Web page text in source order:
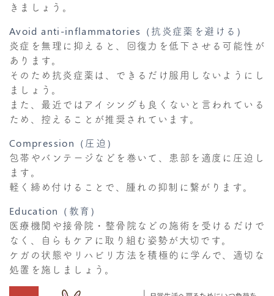
きましょう。
Avoid anti-inflammatories（抗炎症薬を避ける）
炎症を無理に抑えると、回復力を低下させる可能性が
あります。
そのため抗炎症薬は、できるだけ服用しないようにし
ましょう。
また、最近ではアイシングも良くないと言われている
ため、控えることが推奨されています。
Compression（圧迫）
包帯やバンテージなどを巻いて、患部を適度に圧迫し
ます。
軽く締め付けることで、腫れの抑制に繋がります。
Education（教育）
医療機関や接骨院・整骨院などの施術を受けるだけで
なく、自らもケアに取り組む姿勢が大切です。
ケガの状態やリハビリ方法を積極的に学んで、適切な
処置を施しましょう。